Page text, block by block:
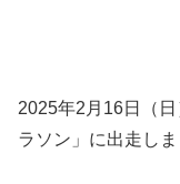
2025年2月16日（
ラソン」に出走しま